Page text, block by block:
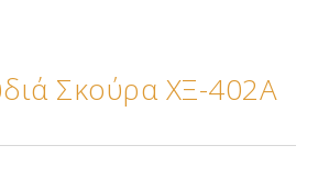
Σκούρα ΧΞ-402Α